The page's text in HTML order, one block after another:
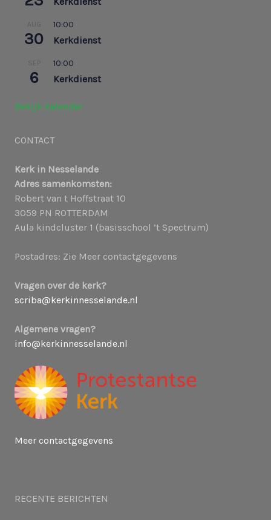
AUG
30
10:00
Kerkdienst
6
10:00
Kerkdienst
Bekijk kalender
CONTACT
Kerk in Nesselande
Adres samenkomsten:
Robert van t Hoffstraat 10
3059 PN ROTTERDAM
Aula kindcluster 1 (basisschool ’t Spectrum)
Postadres: Zie Meer contactgegevens
Vragen over de kerk?
scriba@kerkinnesselande.nl
Algemene vragen?
info@kerkinnesselande.nl
Meer contactgegevens
RECENTE BERICHTEN